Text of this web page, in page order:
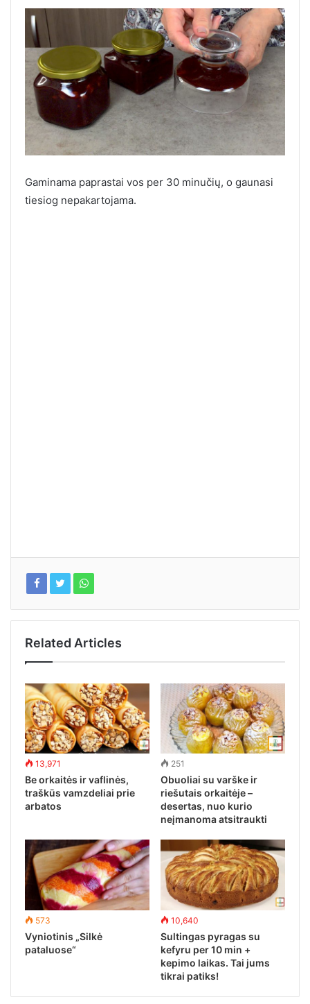
Gaminama paprastai vos per 30 minučių, o gaunasi
tiesiog nepakartojama.
Related Articles
13,971
Be orkaitės ir vaflinės,
traškūs vamzdeliai prie
arbatos
251
Obuoliai su varške ir
riešutais orkaitėje –
desertas, nuo kurio
neįmanoma atsitraukti
573
Vyniotinis „Silkė
pataluose“
10,640
Sultingas pyragas su
kefyru per 10 min +
kepimo laikas. Tai jums
tikrai patiks!